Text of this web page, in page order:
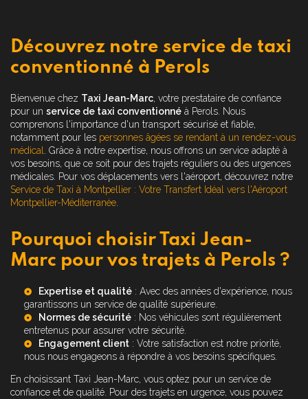
Découvrez notre service de taxi
conventionné à Perols
Bienvenue chez Taxi Jean-Marc, votre prestataire de confiance
pour un service de taxi conventionné à Perols. Nous
comprenons l'importance d'un transport sécurisé et fiable,
notamment pour les personnes âgées se rendant à un rendez-vous
médical
. Grâce à notre expertise, nous offrons un service adapté à
vos besoins, que ce soit pour des trajets réguliers ou des urgences
médicales. Pour vos déplacements vers l'aéroport, découvrez notre
Service de Taxi à Montpellier : Votre Transfert Idéal vers l'Aéroport
Montpellier-Méditerranée
Pourquoi choisir Taxi Jean-
Marc pour vos trajets à Perols ?
Expertise et qualité : Avec des années d'expérience, nous
garantissons un service de qualité supérieure.
Normes de sécurité : Nos véhicules sont régulièrement
entretenus pour assurer votre sécurité.
Engagement client : Votre satisfaction est notre priorité,
nous nous engageons à répondre à vos besoins spécifiques.
En choisissant Taxi Jean-Marc, vous optez pour un service de
confiance et de qualité. Pour des trajets en urgence, vous pouvez